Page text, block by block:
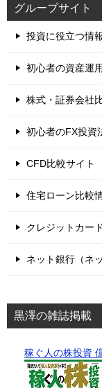
グループサイト
投資に役立つ情
初心者の資産運
株式・証券会社
初心者のFX投資
CFD比較サイ
住宅ローン比較
クレジットカー
ネット銀行（ネ
黒澤の雑誌掲載
稼ぐ人の株投資